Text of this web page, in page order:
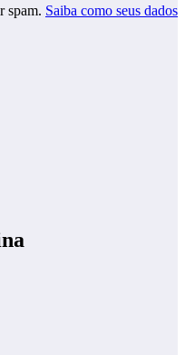
spam. Saiba como seus dados